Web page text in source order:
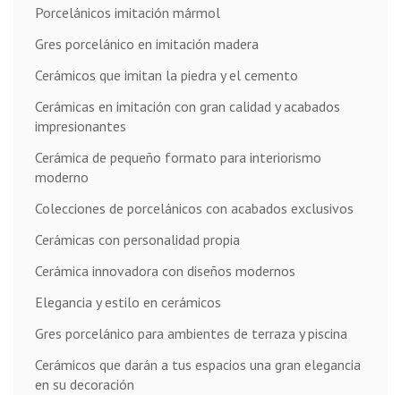
Porcelánicos imitación mármol
Gres porcelánico en imitación madera
Cerámicos que imitan la piedra y el cemento
Cerámicas en imitación con gran calidad y acabados
impresionantes
Cerámica de pequeño formato para interiorismo
moderno
Colecciones de porcelánicos con acabados exclusivos
Cerámicas con personalidad propia
Cerámica innovadora con diseños modernos
Elegancia y estilo en cerámicos
Gres porcelánico para ambientes de terraza y piscina
Cerámicos que darán a tus espacios una gran elegancia
en su decoración